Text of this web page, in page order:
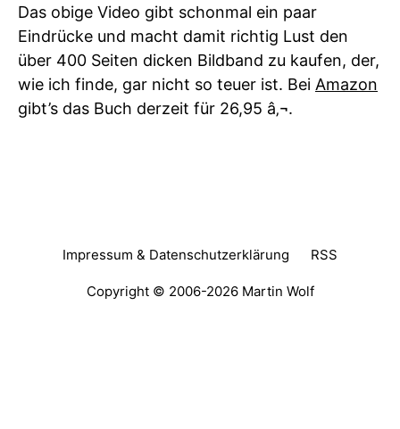
Das obige Video gibt schonmal ein paar
Eindrücke und macht damit richtig Lust den
über 400 Seiten dicken Bildband zu kaufen, der,
wie ich finde, gar nicht so teuer ist. Bei Amazon
gibt’s das Buch derzeit für 26,95 â‚¬.
Impressum & Datenschutzerklärung RSS
Copyright © 2006-2026 Martin Wolf